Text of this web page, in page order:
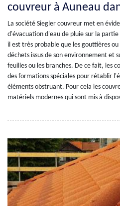
couvreur à Auneau
La société Siegler couvreur met en
d'évacuation d'eau de pluie sur la
il est très probable que les gouttières
déchets issus de son environnement et
feuilles ou les branches. De ce fait, les
des formations spéciales pour rétablir
éléments obstruant. Pour cela les
matériels modernes qui sont mis à